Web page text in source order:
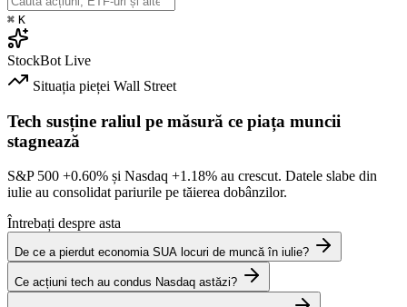
⌘ K
StockBot Live
Situația pieței Wall Street
Tech susține raliul pe măsură ce piața muncii
stagnează
S&P 500 +0.60% și Nasdaq +1.18% au crescut. Datele slabe din
iulie au consolidat pariurile pe tăierea dobânzilor.
Întrebați despre asta
De ce a pierdut economia SUA locuri de muncă în iulie?
Ce acțiuni tech au condus Nasdaq astăzi?